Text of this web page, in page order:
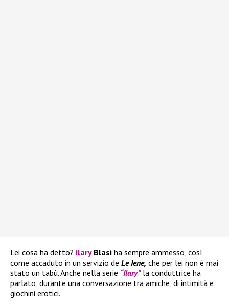
Lei cosa ha detto? IlaryBlasi ha sempre ammesso, così
come accaduto in un servizio de Le Iene, che per lei non è mai
stato un tabù. Anche nella serie “Ilary” la conduttrice ha
parlato, durante una conversazione tra amiche, di intimità e
giochini erotici.